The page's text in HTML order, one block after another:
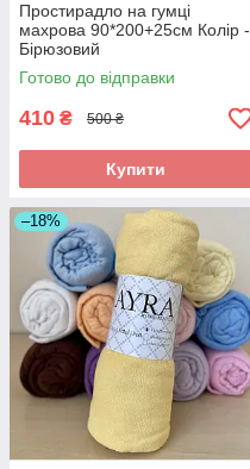
Простирадло на гумці
махрова 90*200+25см Колір -
Бірюзовий
Готово до відправки
410 ₴ 500 ₴
Купити
–18%